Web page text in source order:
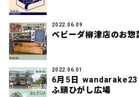
2022.06.09
ベビーダ柳津店のお惣
2022.06.01
6月5日 wandarake23
ふ頭ひがし広場